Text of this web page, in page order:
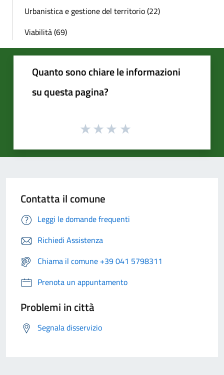
Urbanistica e gestione del territorio (22)
Viabilità (69)
Quanto sono chiare le informazioni
su questa pagina?
Contatta il comune
Leggi le domande frequenti
Richiedi Assistenza
Chiama il comune +39 041 5798311
Prenota un appuntamento
Problemi in città
Segnala disservizio